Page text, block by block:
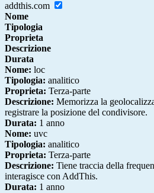
addthis.com
Nome
Tipologia
Proprieta
Descrizione
Durata
Nome: loc
Tipologia: analitico
Proprieta: Terza-parte
Descrizione: Memorizza la
registrare la posizione del condivisore.
Durata: 1 anno
Nome: uvc
Tipologia: analitico
Proprieta: Terza-parte
Descrizione: Tiene traccia della
interagisce con AddThis.
Durata: 1 anno